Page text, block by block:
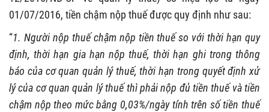
01/07/2016, tiền chậm nộp thuế được quy định như sau:
“1. Người nộp thuế chậm nộp tiền thuế so với thời hạn quy
định, thời hạn gia hạn nộp thuế, thời hạn ghi trong thông
báo của cơ quan quản lý thuế, thời hạn trong quyết định xử
lý của cơ quan quản lý thuế thì phải nộp đủ tiền thuế và tiền
chậm nộp theo mức bằng 0,03%/ngày tính trên số tiền thuế